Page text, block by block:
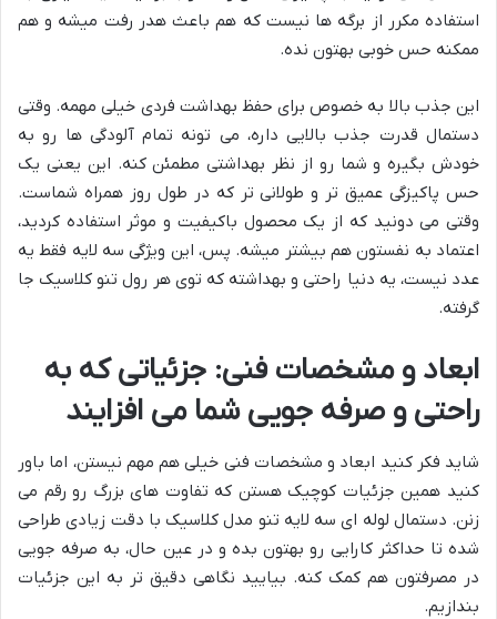
استفاده مکرر از برگه ها نیست که هم باعث هدر رفت میشه و هم
ممکنه حس خوبی بهتون نده.
این جذب بالا به خصوص برای حفظ بهداشت فردی خیلی مهمه. وقتی
دستمال قدرت جذب بالایی داره، می تونه تمام آلودگی ها رو به
خودش بگیره و شما رو از نظر بهداشتی مطمئن کنه. این یعنی یک
حس پاکیزگی عمیق تر و طولانی تر که در طول روز همراه شماست.
وقتی می دونید که از یک محصول باکیفیت و موثر استفاده کردید،
اعتماد به نفستون هم بیشتر میشه. پس، این ویژگی سه لایه فقط یه
عدد نیست، یه دنیا راحتی و بهداشته که توی هر رول تنو کلاسیک جا
گرفته.
ابعاد و مشخصات فنی: جزئیاتی که به
راحتی و صرفه جویی شما می افزایند
شاید فکر کنید ابعاد و مشخصات فنی خیلی هم مهم نیستن، اما باور
کنید همین جزئیات کوچیک هستن که تفاوت های بزرگ رو رقم می
زنن. دستمال لوله ای سه لایه تنو مدل کلاسیک با دقت زیادی طراحی
شده تا حداکثر کارایی رو بهتون بده و در عین حال، به صرفه جویی
در مصرفتون هم کمک کنه. بیایید نگاهی دقیق تر به این جزئیات
بندازیم.